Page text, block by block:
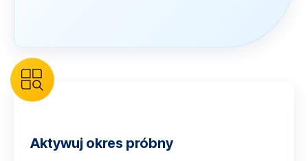
Aktywuj okres próbny